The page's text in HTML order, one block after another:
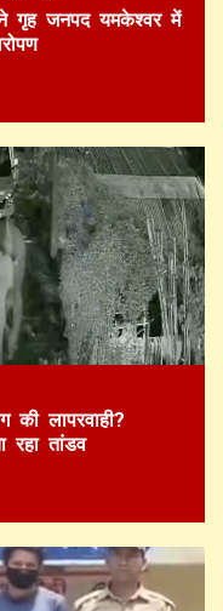
गृह जनपद यमकेश्वर में
लापरवाही?
रहा तांडव